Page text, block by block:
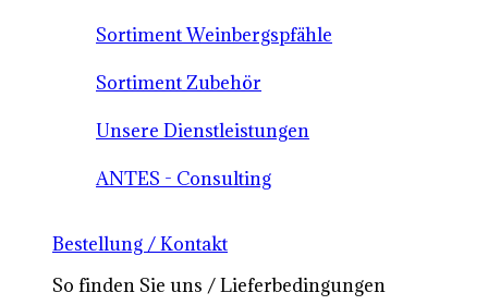
Sortiment Weinbergspfähle
Sortiment Zubehör
Unsere Dienstleistungen
ANTES - Consulting
Bestellung / Kontakt
So finden Sie uns / Lieferbedingungen